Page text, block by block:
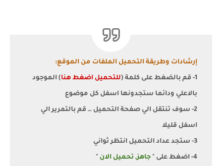
إرشادات وطريقة التحميل الملفات من الموقع:
1- قم بالضغط على كلمة ( للتحميل اضغط هنا) الموجود
بالاعلي ودائما ستجدونها اسفل كل موضوع
2- سوف تنتقل الي صفحة التحميل … قم بالتمرير الي
اسفل قليلا
3- ستجد عداد التحميل انتظر ثواني
4- اضغط على " جاهز, تحميل الان "